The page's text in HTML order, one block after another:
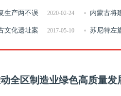
哲里木 赛
2020-02-24
生产两不误 内蒙古将
行失业登记
2017-05-10
文化遗址案 苏尼特左
艾”主题宣
全区制造业绿色高质量发